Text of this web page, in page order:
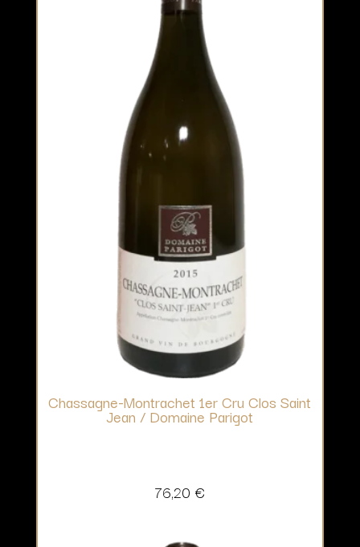
Chassagne-Montrachet 1er Cru Clos Saint
Jean / Domaine Parigot
76,20 €